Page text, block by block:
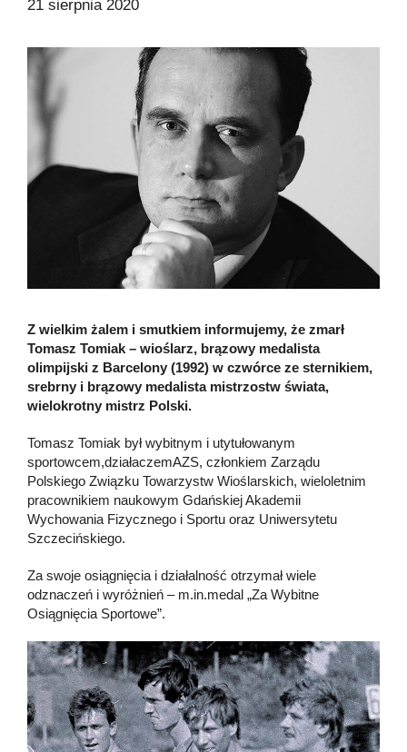
21 sierpnia 2020
Z wielkim żalem i smutkiem informujemy, że zmarł
Tomasz Tomiak – wioślarz, brązowy medalista
olimpijski z Barcelony (1992) w czwórce ze sternikiem,
srebrny i brązowy medalista mistrzostw świata,
wielokrotny mistrz Polski.
Tomasz Tomiak był wybitnym i utytułowanym
sportowcem,działaczemAZS, członkiem Zarządu
Polskiego Związku Towarzystw Wioślarskich, wieloletnim
pracownikiem naukowym Gdańskiej Akademii
Wychowania Fizycznego i Sportu oraz Uniwersytetu
Szczecińskiego.
Za swoje osiągnięcia i działalność otrzymał wiele
odznaczeń i wyróżnień – m.in.medal „Za Wybitne
Osiągnięcia Sportowe”.